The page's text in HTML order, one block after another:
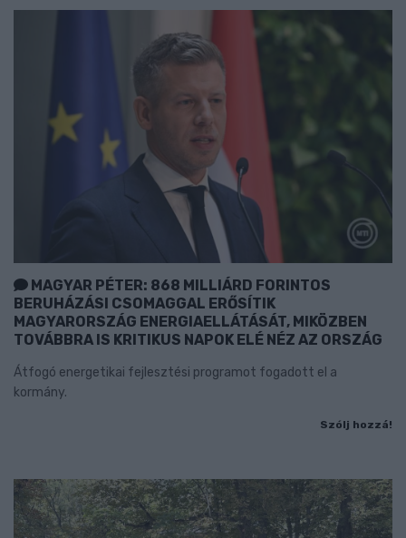
MAGYAR PÉTER: 868 MILLIÁRD FORINTOS
BERUHÁZÁSI CSOMAGGAL ERŐSÍTIK
MAGYARORSZÁG ENERGIAELLÁTÁSÁT, MIKÖZBEN
TOVÁBBRA IS KRITIKUS NAPOK ELÉ NÉZ AZ ORSZÁG
Átfogó energetikai fejlesztési programot fogadott el a
kormány.
Szólj hozzá!